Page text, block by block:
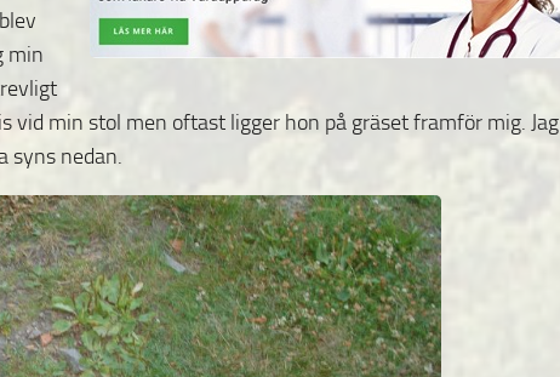
min
vid min stol men oftast ligger hon på gräset framför mig. Jag
syns nedan.